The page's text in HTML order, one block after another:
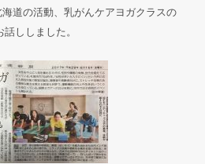
道の活動、乳がんケアヨガクラスの
ししました。